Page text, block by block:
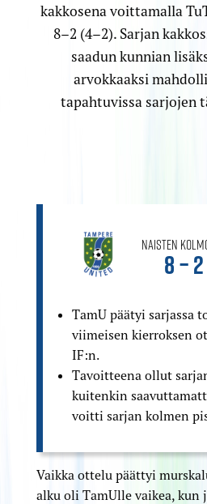
kakkosena voittamalla
8–2 (4–2). Sarjan
saadun kunnian
arvokkaaksi
tapahtuvissa sarjojen
Naisten
8 – 2
TamU päätyi sarjassa
viimeisen kierroksen
IF:n.
Tavoitteena ollut
kuitenkin
voitti sarjan kolmen
Vaikka ottelu päättyi
alku oli TamUlle vaikea, kun